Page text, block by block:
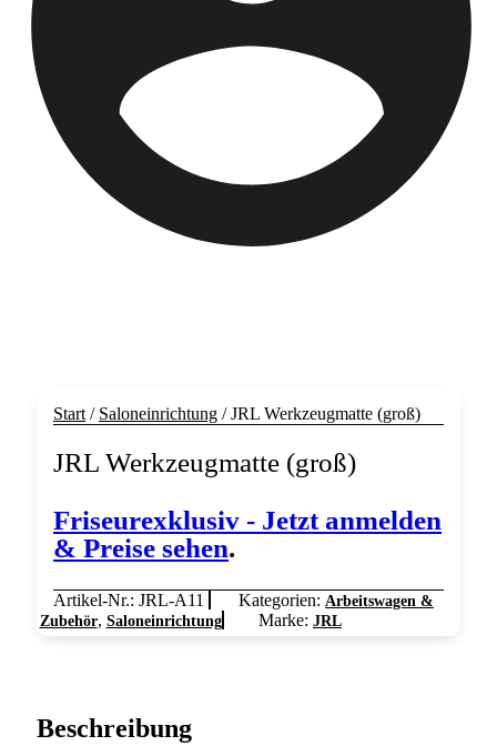
Start / Saloneinrichtung / JRL Werkzeugmatte (groß)
JRL Werkzeugmatte (groß)
Friseurexklusiv - Jetzt anmelden
& Preise sehen.
Artikel-Nr.: JRL-A11 Kategorien: Arbeitswagen &
Zubehör, Saloneinrichtung Marke: JRL
Beschreibung